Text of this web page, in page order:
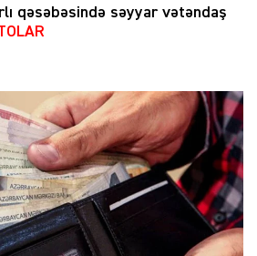
qəsəbəsində səyyar vətəndaş